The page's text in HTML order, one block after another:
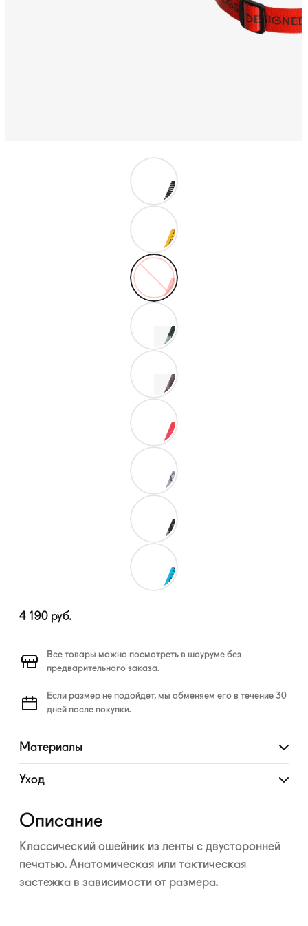
4 190 руб.
Все товары можно посмотреть в шоуруме без
предварительного заказа.
Если размер не подойдет, мы обменяем его в течение 30
дней после покупки.
Материалы
Развернуть
Уход
Развернуть
Описание
Классический ошейник из ленты с двусторонней
печатью. Анатомическая или тактическая
застежка в зависимости от размера.